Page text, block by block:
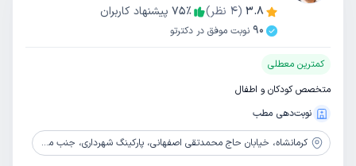
3.8
(
4 نظر) 75٪
پیشنهاد کاربران
90 نوبت موفق در دکترتو
کمترین معطلی
متخصص کودکان و اطفال
نوبت‌دهی مطب
کرمانشاه، خیابان حاج محمدتقی اصفهانی، پارکینگ شهرداری، جنب مسجد، ساختمان مهرگان، طبقه دوم